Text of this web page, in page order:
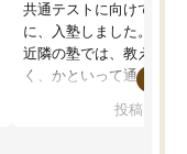
共通テストに向けての追
に、入塾しました。田舎
近隣の塾では、教えても
く、かといって通うには
可能なので本当に助か
投稿日：